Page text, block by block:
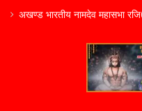
अखण्ड भारतीय नामदेव महासभा